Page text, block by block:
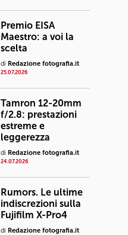
Premio EISA
Maestro: a voi la
scelta
di Redazione fotografia.it
25.07.2026
Tamron 12-20mm
f/2.8: prestazioni
estreme e
leggerezza
di Redazione fotografia.it
24.07.2026
Rumors. Le ultime
indiscrezioni sulla
Fujifilm X-Pro4
di Redazione fotografia.it